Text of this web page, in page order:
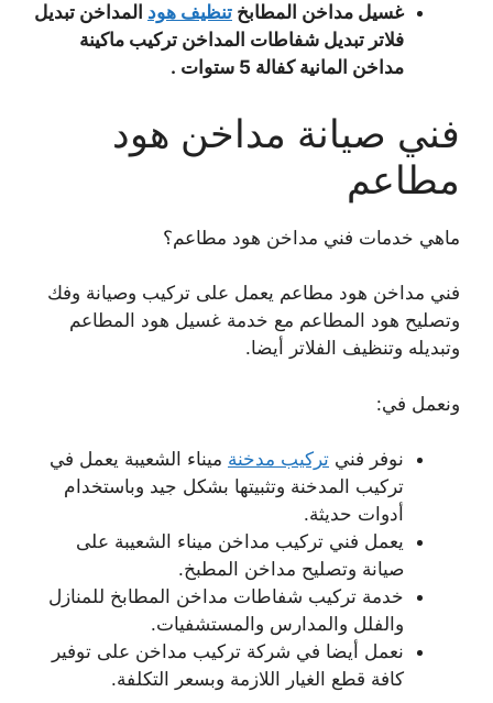
غسيل مداخن المطابخ تنظيف هود المداخن تبديل
فلاتر تبديل شفاطات المداخن تركيب ماكينة
مداخن المانية كفالة 5 ستوات .
فني صيانة مداخن هود
مطاعم
ماهي خدمات فني مداخن هود مطاعم؟
فني مداخن هود مطاعم يعمل على تركيب وصيانة وفك
وتصليح هود المطاعم مع خدمة غسيل هود المطاعم
وتبديله وتنظيف الفلاتر أيضا.
ونعمل في:
نوفر فني تركيب مدخنة ميناء الشعيبة يعمل في
تركيب المدخنة وتثبيتها بشكل جيد وباستخدام
أدوات حديثة.
يعمل فني تركيب مداخن ميناء الشعيبة على
صيانة وتصليح مداخن المطبخ.
خدمة تركيب شفاطات مداخن المطابخ للمنازل
والفلل والمدارس والمستشفيات.
نعمل أيضا في شركة تركيب مداخن على توفير
كافة قطع الغيار اللازمة وبسعر التكلفة.